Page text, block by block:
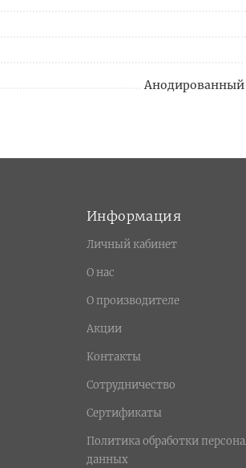
Информация
Личный кабинет
О нас
О производителе
Акции
Контакты
Сотрудничество
Сертификаты
Политика обработки
данных